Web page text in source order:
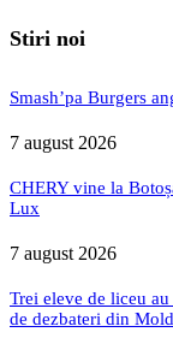
Stiri noi
Smash’pa Burgers
7 august 2026
CHERY vine la
Lux
7 august 2026
Trei eleve de liceu
de dezbateri din